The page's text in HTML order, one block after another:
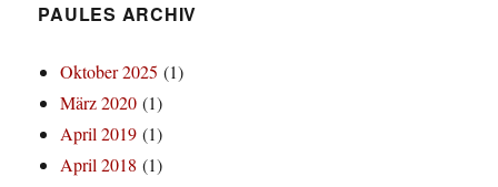
PAULES ARCHIV
Oktober 2025 (1)
März 2020 (1)
April 2019 (1)
April 2018 (1)